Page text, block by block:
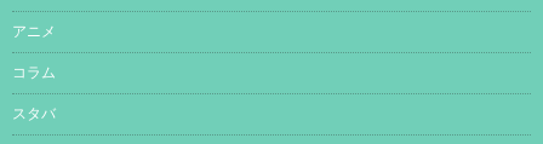
アニメ
コラム
スタバ